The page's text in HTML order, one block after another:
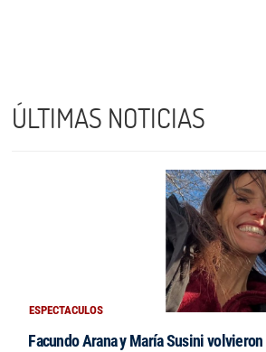
ÚLTIMAS NOTICIAS
ESPECTACULOS
Facundo Arana y María Susini